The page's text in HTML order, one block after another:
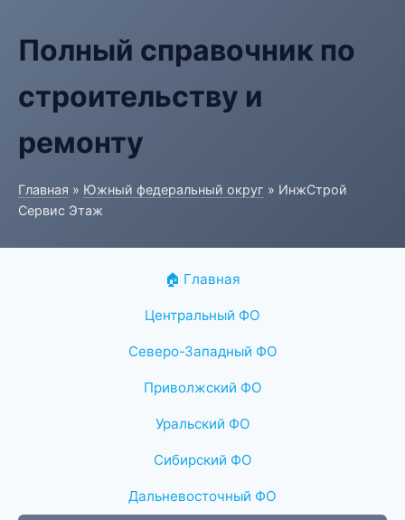
Полный справочник по
строительству и
ремонту
Главная » Южный федеральный округ » ИнжСтрой
Сервис Этаж
🏠 Главная
Центральный ФО
Северо-Западный ФО
Приволжский ФО
Уральский ФО
Сибирский ФО
Дальневосточный ФО